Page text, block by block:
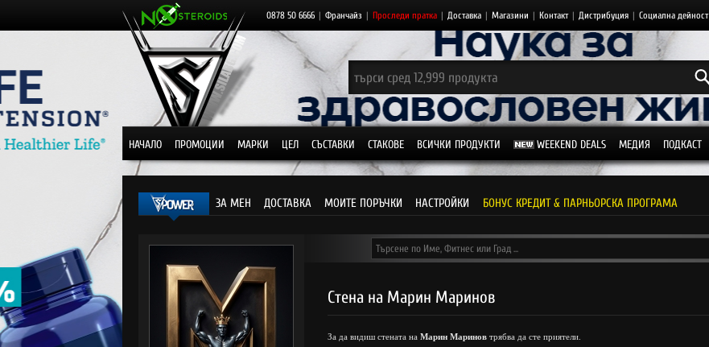
0878 50 6666 | Франчайз | Проследи пратка | Доставка | Магазини | Контакт | Дистрибуция | Социална дейност
НАЧАЛО ПРОМОЦИИ МАРКИ ЦЕЛ СЪСТАВКИ СТАКОВЕ ВСИЧКИ ПРОДУКТИ WEEKEND DEALS МЕДИЯ ПОДКАСТ
ЗА МЕН ДОСТАВКА МОИТЕ ПОРЪЧКИ НАСТРОЙКИ БОНУС КРЕДИТ & ПАРНЬОРСКА ПРОГРАМА
Стена на Марин Маринов
За да видиш стената на Марин Маринов трябва да сте приятели.